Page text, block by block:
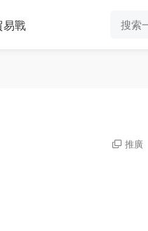
易戰
推廣